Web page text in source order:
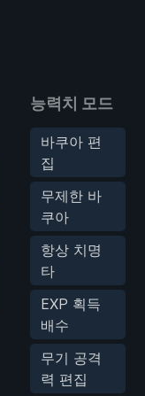
능력치 모드
바쿠아 편
집
무제한 바
쿠아
항상 치명
타
EXP 획득
배수
무기 공격
력 편집